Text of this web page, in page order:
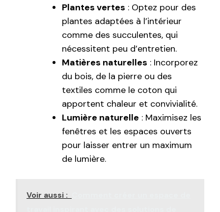
Plantes vertes : Optez pour des
plantes adaptées à l’intérieur
comme des succulentes, qui
nécessitent peu d’entretien.
Matières naturelles : Incorporez
du bois, de la pierre ou des
textiles comme le coton qui
apportent chaleur et convivialité.
Lumière naturelle : Maximisez les
fenêtres et les espaces ouverts
pour laisser entrer un maximum
de lumière.
Voir aussi :